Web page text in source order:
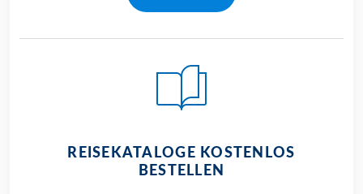
REISEKATALOGE KOSTENLOS
BESTELLEN